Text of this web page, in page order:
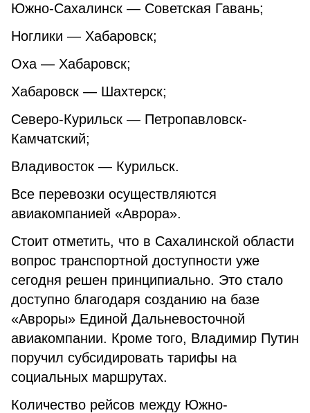
Южно-Сахалинск — Советская Гавань;
Ноглики — Хабаровск;
Оха — Хабаровск;
Хабаровск — Шахтерск;
Северо-Курильск — Петропавловск-
Камчатский;
Владивосток — Курильск.
Все перевозки осуществляются
авиакомпанией «Аврора».
Стоит отметить, что в Сахалинской области
вопрос транспортной доступности уже
сегодня решен принципиально. Это стало
доступно благодаря созданию на базе
«Авроры» Единой Дальневосточной
авиакомпании. Кроме того, Владимир Путин
поручил субсидировать тарифы на
социальных маршрутах.
Количество рейсов между Южно-